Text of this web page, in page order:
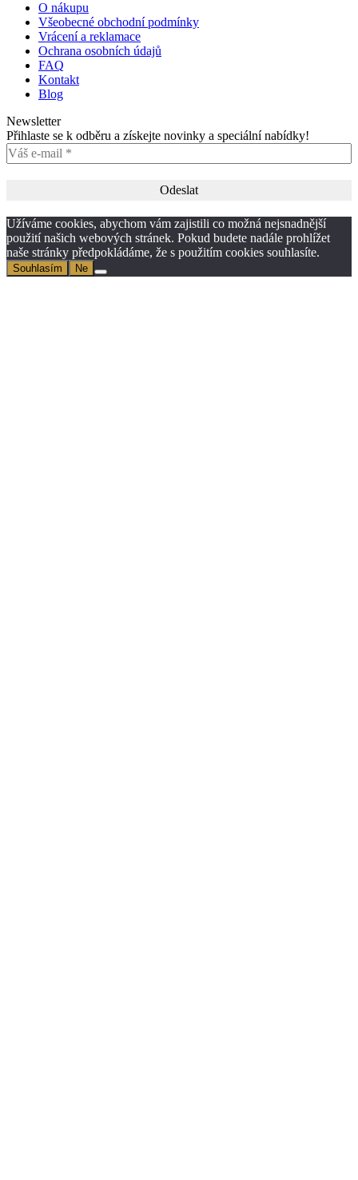
O nákupu
Všeobecné obchodní podmínky
Vrácení a reklamace
Ochrana osobních údajů
FAQ
Kontakt
Blog
Newsletter
Přihlaste se k odběru a získejte novinky a speciální nabídky!
Užíváme cookies, abychom vám zajistili co možná nejsnadnější
použití našich webových stránek. Pokud budete nadále prohlížet
naše stránky předpokládáme, že s použitím cookies souhlasíte.
Souhlasím Ne